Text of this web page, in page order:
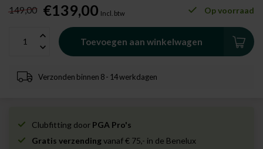
149,00 €139,00 Incl. btw Op voorraad
Toevoegen aan winkelwagen
Verzonden binnen 8 - 14 werkdagen
Clubfitting door PGA Pro's
Gratis verzendingvanaf € 75,- in de Benelux